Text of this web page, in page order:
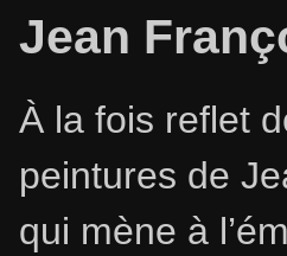
Jean
À la fois reflet
peintures de
qui mène à